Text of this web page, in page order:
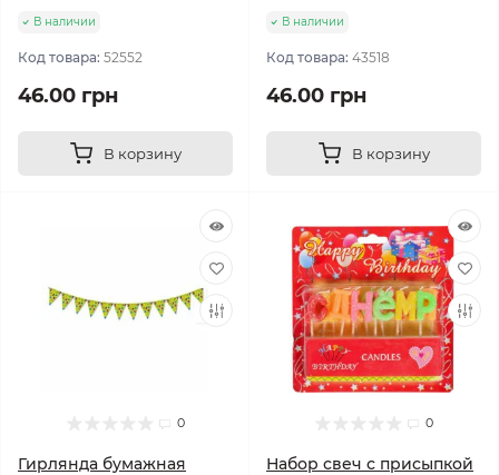
В наличии
Код товара: 52552
46.00 грн
В корзину
В наличии
Код товара: 43518
46.00 грн
В корзину
0
Гирлянда бумажная
0
Набор свеч с присыпкой